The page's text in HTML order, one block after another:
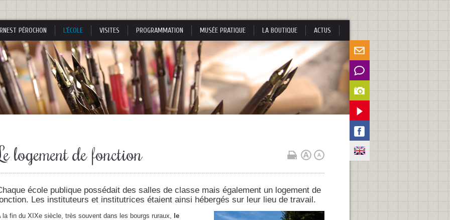
PÉROCHON L’ÉCOLE VISITES PROGRAMMATION MUSÉE PRATIQUE LA BOUTIQUE ACTUS
logement de fonction
école publique possédait des salles de classe mais également un logement de
Les instituteurs et institutrices étaient ainsi hébergés sur leur lieu de travail.
la fin du XIXe siècle, très souvent dans les bourgs ruraux, le